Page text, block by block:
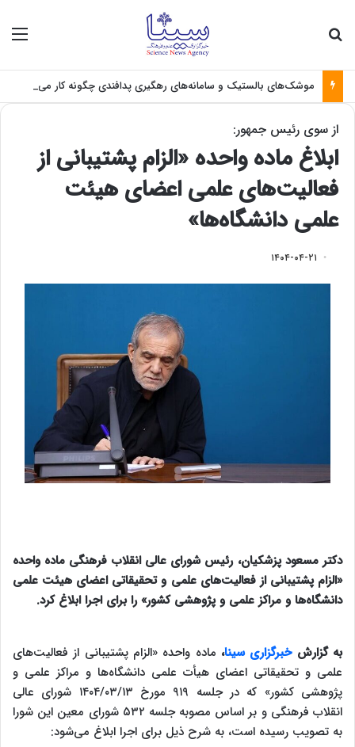
موشک‌های بالستیک و سامانه‌های رهگیری پدافندی چگونه کار می کنند؟
از سوی رئیس جمهور:
ابلاغ ماده واحده «الزام پشتیبانی از
فعالیت­‌های علمی اعضای هیئت
علمی دانشگاه‌­ها»
۱۴۰۴-۰۴-۲۱
دکتر مسعود پزشکیان، رئیس شورای عالی انقلاب فرهنگی ماده واحده
«الزام پشتیبانی از فعالیت­‌های علمی و تحقیقاتی اعضای هیئت علمی
دانشگاه‌­ها و مراکز علمی و پژوهشی کشور» را برای اجرا ابلاغ کرد.
به گزارشخبرگزاری سینا، ماده واحده «الزام پشتیبانی از فعالیت­‌های
علمی و تحقیقاتی اعضای هیأت علمی دانشگاه­‌ها و مراکز علمی و
پژوهشی کشور» که در جلسه ۹۱۹ مورخ ۱۴۰۴/۰۳/۱۳ شورای عالی
انقلاب فرهنگی و بر اساس مصوبه جلسه ۵۳۲ شورای معین این شورا
به تصویب رسیده است، به شرح ذیل برای اجرا ابلاغ می‌شود: